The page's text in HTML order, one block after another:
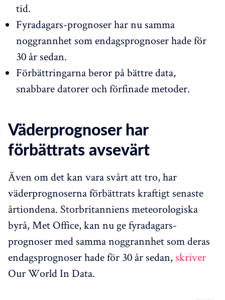
tid.
Fyradagars-prognoser har nu samma
noggrannhet som endagsprognoser hade för
30 år sedan.
Förbättringarna beror på bättre data,
snabbare datorer och förfinade metoder.
Väderprognoser har
förbättrats avsevärt
Även om det kan vara svårt att tro, har
väderprognoserna förbättrats kraftigt senaste
årtiondena. Storbritanniens meteorologiska
byrå, Met Office, kan nu ge fyradagars-
prognoser med samma noggrannhet som deras
endagsprognoser hade för 30 år sedan, skriver
Our World In Data.